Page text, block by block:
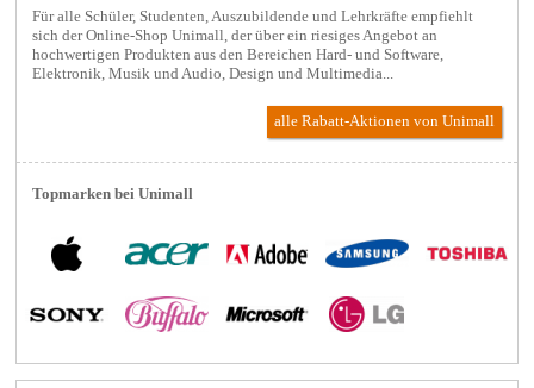
Für alle Schüler, Studenten, Auszubildende und Lehrkräfte empfiehlt
sich der Online-Shop Unimall, der über ein riesiges Angebot an
hochwertigen Produkten aus den Bereichen Hard- und Software,
Elektronik, Musik und Audio, Design und Multimedia...
alle Rabatt-Aktionenvon Unimall
Topmarken bei Unimall